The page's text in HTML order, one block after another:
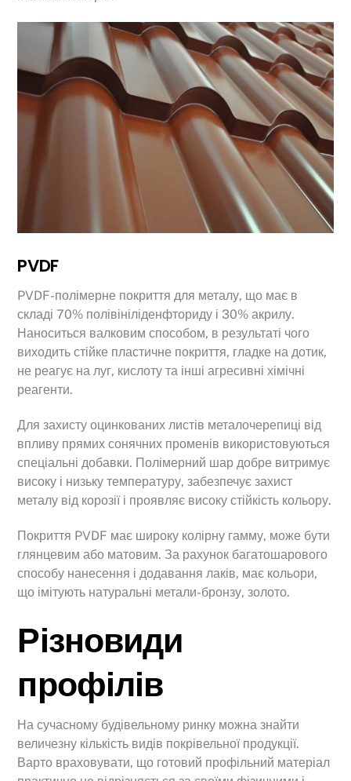
PVDF
PVDF-полімерне покриття для металу, що має в
складі 70% полівініліденфториду і 30% акрилу.
Наноситься валковим способом, в результаті чого
виходить стійке пластичне покриття, гладке на дотик,
не реагує на луг, кислоту та інші агресивні хімічні
реагенти.
Для захисту оцинкованих листів металочерепиці від
впливу прямих сонячних променів використовуються
спеціальні добавки. Полімерний шар добре витримує
високу і низьку температуру, забезпечує захист
металу від корозії і проявляє високу стійкість кольору.
Покриття PVDF має широку колірну гамму, може бути
глянцевим або матовим. За рахунок багатошарового
способу нанесення і додавання лаків, має кольори,
що імітують натуральні метали-бронзу, золото.
Різновиди
профілів
На сучасному будівельному ринку можна знайти
величезну кількість видів покрівельної продукції.
Варто враховувати, що готовий профільний матеріал